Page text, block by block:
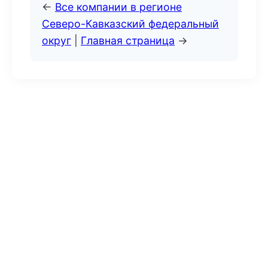
← Все компании в регионе
Северо-Кавказский федеральный
округ
Главная страница →